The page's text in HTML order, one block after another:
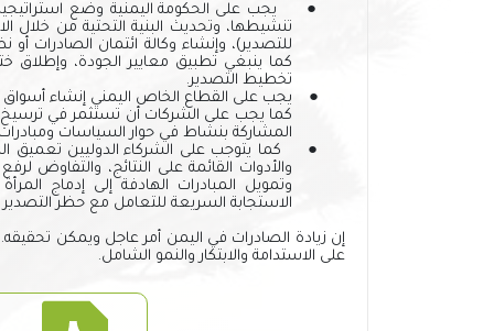
● يجب على الحكومة اليمنية وضع
تنشيطها، وتحديث البنية التحتية من خلال
للتصدير)، وإنشاء وكالة ائتمان الصادرات
كما ينبغي تطبيق معايير الجودة، وإطلاق
تخطيط التصدير.
●
يجب على القطاع الخاص اليمني إنشاء
كما يجب على الشركات أن تستثمر في ترسيخ
المشاركة بنشاط في حوار السياسات ومبادرات
●
كما يتوجب على الشركاء الدوليين تعميق
والأدوات القائمة على النتائج، والتفاوض
وتمويل المبادرات الهادفة إلى إدماج
الاستجابة السريعة للتعامل مع حظر التصدير
إن زيادة الصادرات في اليمن أمر عاجل ويمكن
على الاستدامة والابتكار والنمو الشامل.